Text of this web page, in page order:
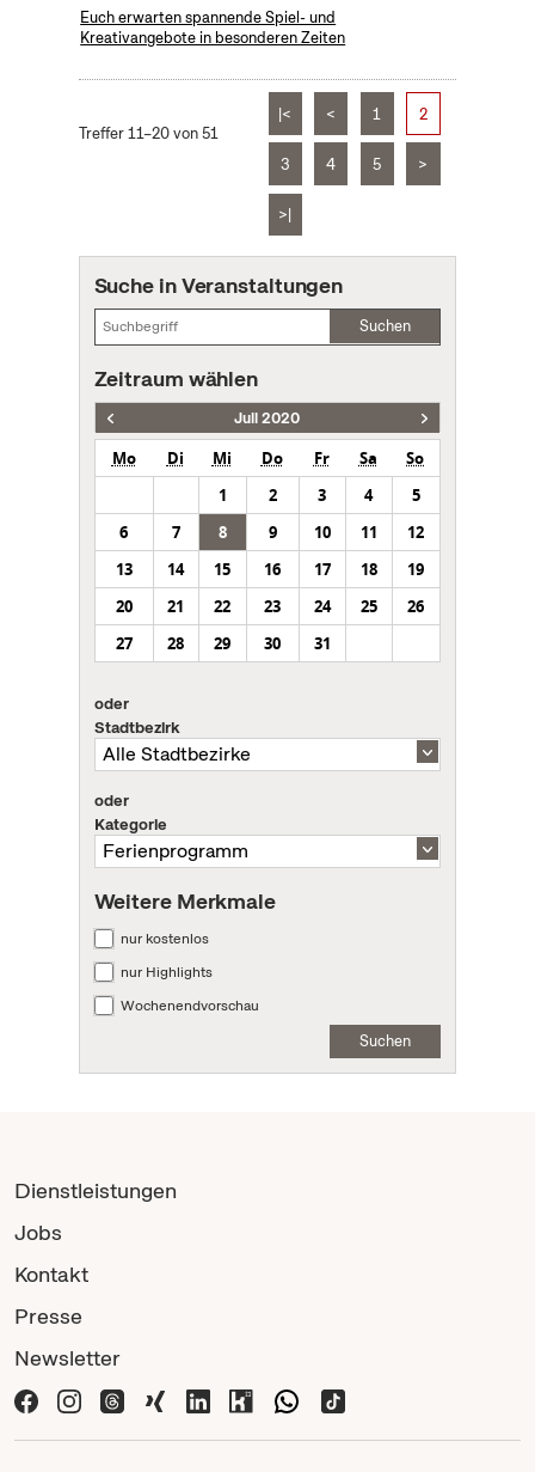
Euch erwarten spannende Spiel- und
Kreativangebote in besonderen Zeiten
Treffer 11–20 von 51
|< < 1 2
3 4 5 >
>|
Suche in Veranstaltungen
Suchen
Zeitraum wählen
Juli 2020
Mo Di Mi Do Fr Sa
So
1
2 3 4
5
6
7 8 9 10 11
12
13
14 15 16 17 18
19
20
21 22 23 24 25
26
27
28 29 30 31
oder
Stadtbezirk
oder
Kategorie
Weitere Merkmale
nur kostenlos
nur Highlights
Wochenendvorschau
Suchen
Dienstleistungen
Jobs
Kontakt
Presse
Newsletter